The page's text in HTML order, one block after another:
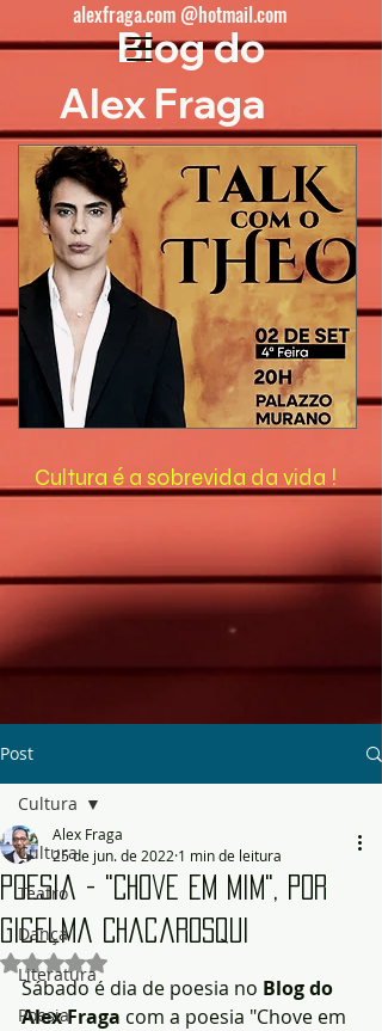
Cultura é a sobrevida da vida !
Blog do
Alex Fraga
alexfraga.com @hotmail.com
Post
Cultura
Teatro
Dança
Literatura
Poesia
Cultura
Poesia - "Chove em mim", por
Gicelma Chacarosqui
Alex Fraga
25 de jun. de 2022 1 min de leitura
Avaliado com NaN de 5 estrelas.
Sábado é dia de poesia no Blog do
Alex Fraga com a poesia "Chove em